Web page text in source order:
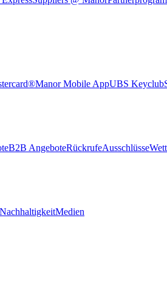
Manor Mobile AppUBS Keyclub
B2B AngeboteRückrufeAusschlüsse
NachhaltigkeitMedien